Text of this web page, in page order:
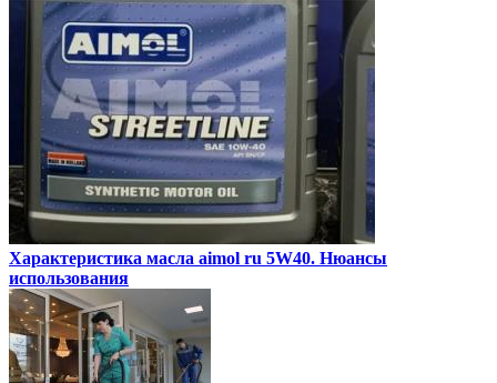
Характеристика масла aimol ru 5W40. Нюансы
использования